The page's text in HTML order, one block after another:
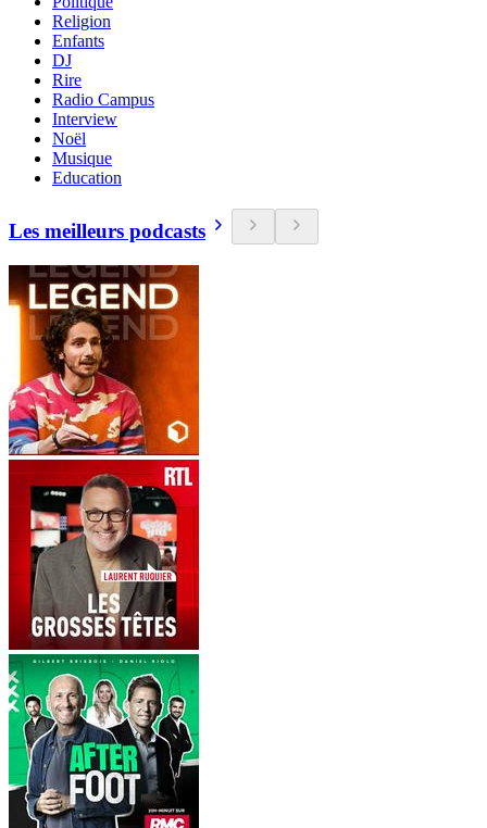
Religion
Enfants
DJ
Rire
Radio Campus
Interview
Noël
Musique
Education
Les meilleurs podcasts